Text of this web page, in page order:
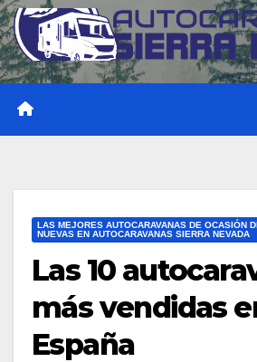
LAS MEJORES AUTOCARAVANAS DE OCASIÓN
NUEVAS EN AUTOCARAVANAS SIERRA NEVADA
Las 10
más vendidas
España